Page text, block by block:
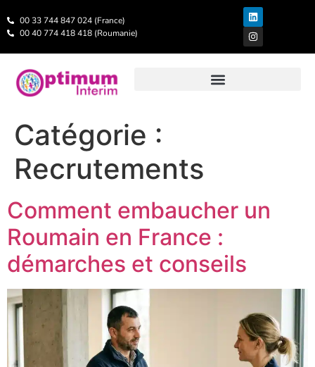
00 33 744 847 024 (France)
00 40 774 418 418 (Roumanie)
Catégorie :
Recrutements
Comment embaucher un
Roumain en France :
démarches et conseils